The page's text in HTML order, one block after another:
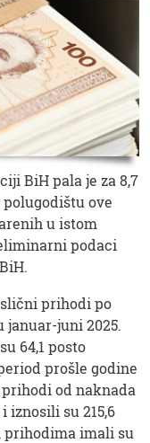
BiH pala je za 8,7
ove
u istom
podaci
prihodi po
juni 2025.
64,1 posto
prošle godine
od naknada
iznosili su 215,6
imali su